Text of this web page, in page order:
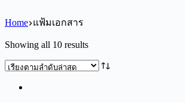
Home แฟ้มเอกสาร
Showing all 10 resultsSorted
latest